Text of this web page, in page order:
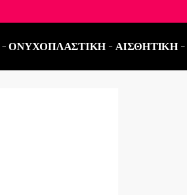
ΟΝΥΧΟΠΛΑΣΤΙΚΗ ΑΙΣΘΗΤΙΚΗ